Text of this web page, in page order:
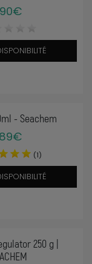
- Seachem
(1)
250 g |